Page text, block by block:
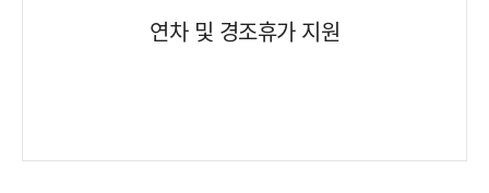
연차 및 경조휴가 지원